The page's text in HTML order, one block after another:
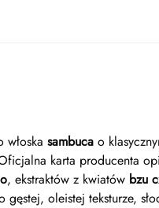
włoska sambuca o
karta producenta
, ekstraktów z kwiatów bzu
gęstej, oleistej teksturze,